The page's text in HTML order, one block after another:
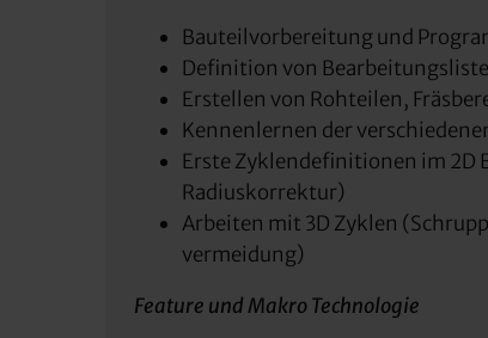
Bauteilvorbereitung und
Definition von
Erstellen von Rohteilen,
Kennenlernen der
Erste Zyklendefinitionen im 2D
Radiuskorrektur)
Arbeiten mit 3D Zyklen
vermeidung)
Feature und Makro Technologie